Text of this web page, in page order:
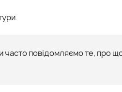
повідомляємо те, про